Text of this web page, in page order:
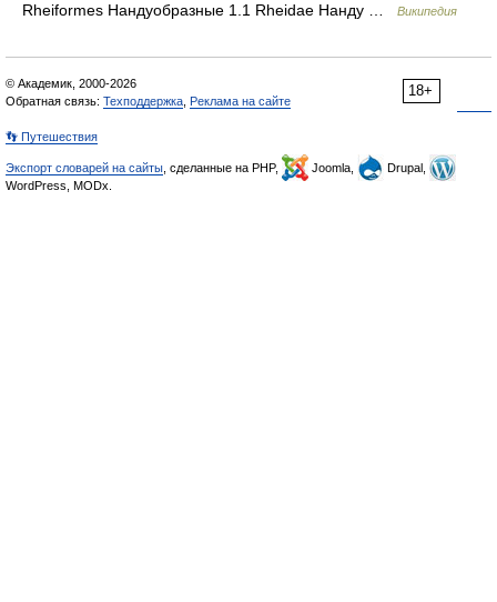
Rheiformes Нандуобразные 1.1 Rheidae Нанду …
Википедия
18+
© Академик, 2000-2026
Обратная связь: Техподдержка Реклама на сайте
👣 Путешествия
Экспорт словарей на сайты , сделанные на PHP, Joomla,
Drupal,
WordPress, MODx.